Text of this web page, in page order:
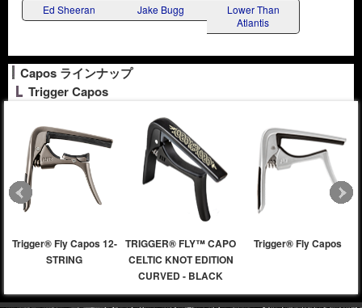
Ed Sheeran Jake Bugg
Lower Than
Atlantis
Capos ラインナップ
Trigger Capos
Trigger® Fly Capos 12-
STRING
TRIGGER® FLY™ CAPO
CELTIC KNOT EDITION
CURVED - BLACK
Trigger® Fly Capos